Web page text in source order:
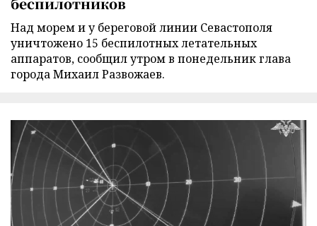
Над морем и у береговой линии Севастополя
уничтожено 15 беспилотных летательных
аппаратов, сообщил утром в понедельник глава
города Михаил Развожаев.